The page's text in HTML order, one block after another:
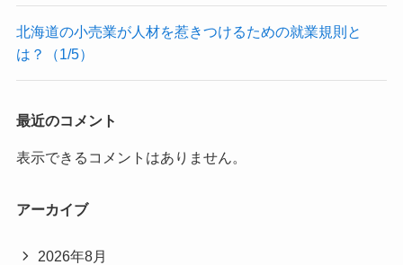
北海道の小売業が人材を惹きつけるための就業規則と
は？（1/5）
最近のコメント
表示できるコメントはありません。
アーカイブ
2026年8月